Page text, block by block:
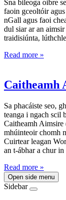
Sna bileoga oibre
faoin gceoltóir
nGall agus faoi
dul siar ar an
traidisiúnta,
Read more »
Caitheamh
Sa phacáiste seo,
teanga i ngach scil
Caitheamh
mhúinteoir chomh
Cuirtear leagan
an t-ábhar a chur
Read more »
Open side menu
Sidebar